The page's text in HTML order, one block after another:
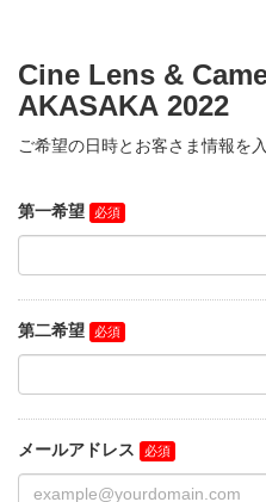
Cine Lens &
AKASAKA 2022
ご希望の日時とお客さま情報を
第一希望
第二希望
メールアドレス